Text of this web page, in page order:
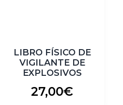
LIBRO FÍSICO DE
VIGILANTE DE
EXPLOSIVOS
27,00€